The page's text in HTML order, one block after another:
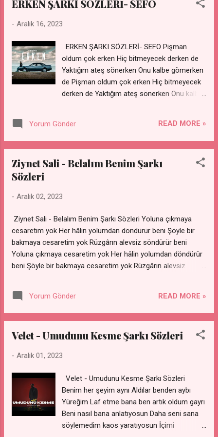
Çile dert içerir aşkının düzeni bu sefer o
defasında gitmek yüreğim bekliyor bana kal
alevlerden yaa geçmişim bi kuyu çıkar oradan
azad et beni kendimden ya
ERKEN ŞARKI SÖZLERİ- SEFO
- Aralık 16, 2023
ERKEN ŞARKI SÖZLERİ- SEFO Pişman
oldum çok erken Hiç bitmeyecek derken de
Yaktığım ateş sönerken Onu kalbe gömerken
de Pişman oldum çok erken Hiç bitmeyecek
derken de Yaktığım ateş sönerken Onu kalbe
Saçı kalmadı yastığımda Hadi gitsem
şerefimle Ya da kalsın mı yanında? Bitmez
neyin yarışında? Sanki it dalaşında Ahtım var
ateş sönerken Onu kalbe gömerken de
Maalesef gözümle görüyorum Her sabah
yanımda diliyorum Gelsende istemem
biliyorum Günlerdir hatıra siliyorum Sildikçe
eksilip bitiyorum da Sanırım kendime
geliyorum Anlatma yalan o biliyorum Öldün
nasıl bi' belasın Bilirim sevemezsin aslında
terasından Yakarım, hani var mı dahası ?
Yorum Gönder READ MORE »
Ziynet Sali - Belalım Benim Şarkı
Sözleri
- Aralık 02, 2023
Ziynet Sali - Belalım Benim Şarkı Sözleri Yoluna çıkmaya
cesaretim yok Her hâlin yolumdan döndürür beni Şöyle bir
bakmaya cesaretim yok Rüzgârın alevsiz söndürür beni
Yoluna çıkmaya cesaretim yok Her hâlin yolumdan döndürür
beni Şöyle bir bakmaya cesaretim yok Rüzgârın alevsiz
başkasından soramıyorum Ne yapsam içimden atamıyorum
Aşkın hasretinden öldürür beni Belalım benim belalım benim
Ah bu gönlüme helalim benim Kurtulamam derdinden
Belalım benim, belalım benim Ah bu gönlüme helalim benim
boynuma vebalim benim Çaresiz kalmışım, çıkar yolum yok
Sensiz yaşamaya hiç umudum yok Derdine düşmüşüm
dertsiz günüm yok Hasret uzağında öldürür beni Nasıl etsem
bir yolunu bulamıyorum Seni bir başkasından soramıyorum
Ne yapsam içimden atamıyorum Aşkın hasretinden öldürür
beni Belalım benim, belalım benim Ah bu gönlüme hela...
Yorum Gönder READ MORE »
Velet - Umudunu Kesme Şarkı Sözleri
- Aralık 01, 2023
Velet - Umudunu Kesme Şarkı Sözleri
Benim her şeyim aynı Aldılar benden aybı
Yüreğim Laf etme bana ben artık oldum gayrı
Beni nasıl bana anlatıyosun Daha seni sana
söylemedim kaos yaratıyosun İçimi